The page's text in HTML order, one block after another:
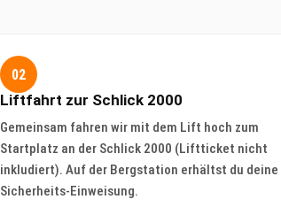
02
Liftfahrt zur Schlick 2000
Gemeinsam fahren wir mit dem Lift hoch zum
Startplatz an der Schlick 2000 (Liftticket nicht
inkludiert). Auf der Bergstation erhältst du deine
Sicherheits-Einweisung.